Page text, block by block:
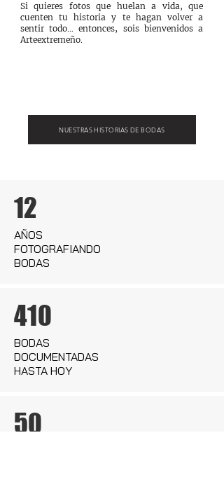
​Si quieres fotos que huelan a vida, que
cuenten tu historia y te hagan volver a
sentir todo… entonces, sois bienvenidos a
Arteextremeño.​
NUESTRAS HISTORIAS DE BODAS
12
AÑOS
FOTOGRAFIANDO
BODAS
410
BODAS
DOCUMENTADAS
HASTA HOY
50